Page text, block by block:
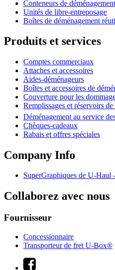
Conteneurs de
Unités de libre-entreposage
Boîtes de déménagement
Produits et services
Comptes commerciaux
Attaches et accessoires
Aides-déménageurs
Boîtes et accessoires de
Couverture pour les
Remplissages et réservoirs
Déménagement au service
Chèques-cadeaux
Rabais et offres spéciales
Company Info
SuperGraphiques de U-Haul
Collaborez avec nous
Fournisseur
Concessionnaire
Transporteur de fret U-Box®